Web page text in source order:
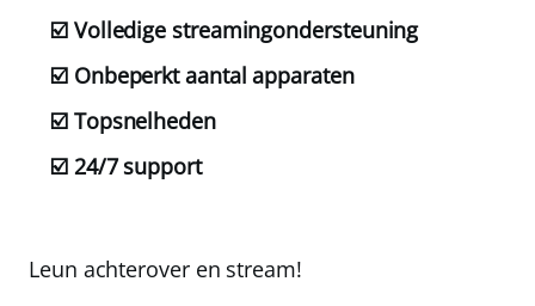
☑️ Volledige streamingondersteuning
☑️ Onbeperkt aantal apparaten
☑️ Topsnelheden
☑️ 24/7 support
Leun achterover en stream!